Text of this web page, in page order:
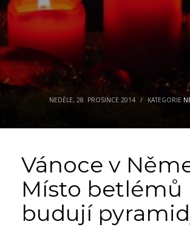
NEDĚLE, 28. PROSINCE 2014 / KATEGORIE
Vánoce v
Místo betlémů
budují